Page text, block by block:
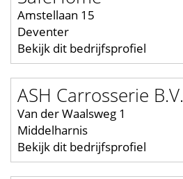
Amstellaan 15
Deventer
Bekijk dit bedrijfsprofiel
ASH Carrosserie B.V.
Van der Waalsweg 1
Middelharnis
Bekijk dit bedrijfsprofiel